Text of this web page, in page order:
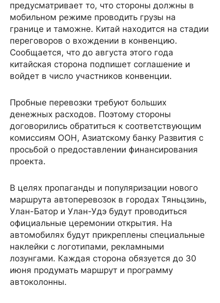
предусматривает то, что стороны должны в
мобильном режиме проводить грузы на
границе и таможне. Китай находится на стадии
переговоров о вхождении в конвенцию.
Сообщается, что до августа этого года
китайская сторона подпишет соглашение и
войдет в число участников конвенции.
Пробные перевозки требуют больших
денежных расходов. Поэтому стороны
договорились обратиться к соответствующим
комиссиям ООН, Азиатскому банку Развития с
просьбой о предоставлении финансирования
проекта.
В целях пропаганды и популяризации нового
маршрута автоперевозок в городах Тяньцзинь,
Улан-Батор и Улан-Удэ будут проводиться
официальные церемонии открытия. На
автомобилях будут прикреплены специальные
наклейки с логотипами, рекламными
лозунгами. Каждая сторона обязуется до 30
июня продумать маршрут и программу
автоколонны.